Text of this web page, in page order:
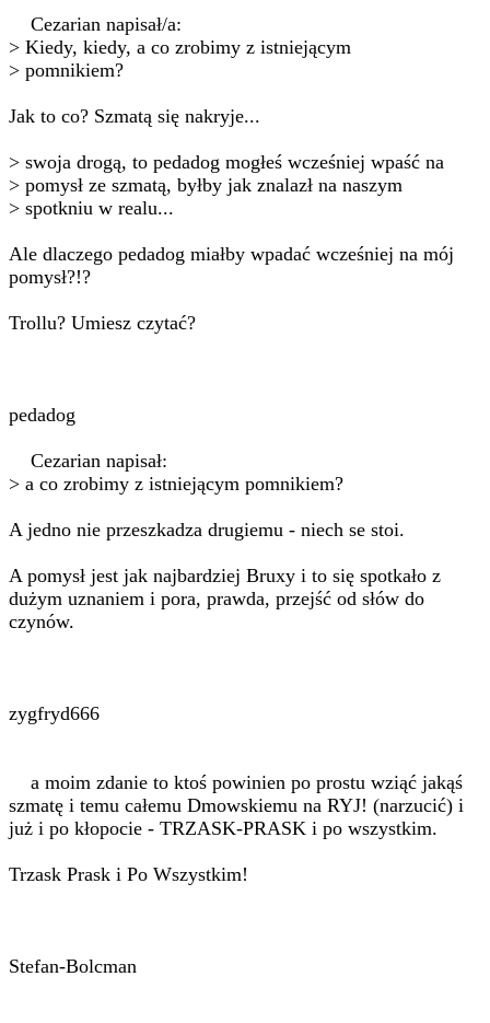
Cezarian napisał/a:
> Kiedy, kiedy, a co zrobimy z istniejącym
> pomnikiem?
Jak to co? Szmatą się nakryje...
> swoja drogą, to pedadog mogłeś wcześniej wpaść na
> pomysł ze szmatą, byłby jak znalazł na naszym
> spotkniu w realu...
Ale dlaczego pedadog miałby wpadać wcześniej na mój
pomysł?!?
Trollu? Umiesz czytać?
pedadog
Cezarian napisał:
> a co zrobimy z istniejącym pomnikiem?
A jedno nie przeszkadza drugiemu - niech se stoi.
A pomysł jest jak najbardziej Bruxy i to się spotkało z
dużym uznaniem i pora, prawda, przejść od słów do
czynów.
zygfryd666
a moim zdanie to ktoś powinien po prostu wziąć jakąś
szmatę i temu całemu Dmowskiemu na RYJ! (narzucić) i
już i po kłopocie - TRZASK-PRASK i po wszystkim.
Trzask Prask i Po Wszystkim!
Stefan-Bolcman